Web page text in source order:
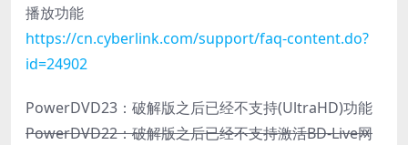
播放功能
https://cn.cyberlink.com/support/faq-content.do?
id=24902
PowerDVD23：破解版之后已经不支持(UltraHD)功能
PowerDVD22：破解版之后已经不支持激活BD-Live网